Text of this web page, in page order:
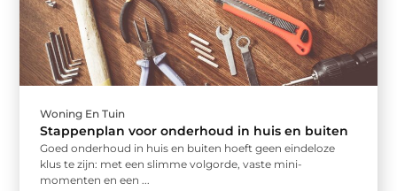
Woning En Tuin
Stappenplan voor onderhoud in huis en buiten
Goed onderhoud in huis en buiten hoeft geen eindeloze
klus te zijn: met een slimme volgorde, vaste mini-
momenten en een ...